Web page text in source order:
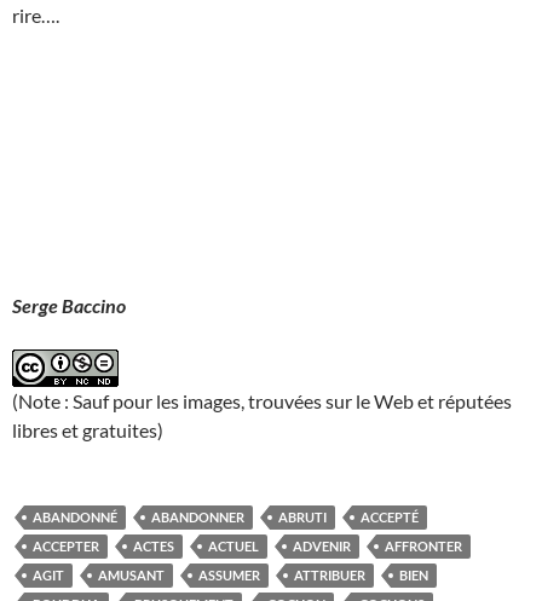
rire….
Serge Baccino
(Note : Sauf pour les images, trouvées sur le Web et réputées
libres et gratuites)
ABANDONNÉ ABANDONNER ABRUTI
ACCEPTÉ
ACCEPTER
ACTES ACTUEL ADVENIR
AFFRONTER
AGIT
AMUSANT ASSUMER ATTRIBUER
BIEN